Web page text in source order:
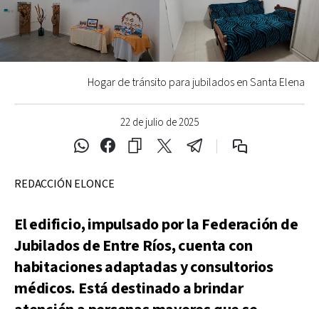
22 de julio de 2025
Hogar de tránsito para jubilados en Santa Elena
REDACCIÓN ELONCE
El edificio, impulsado por la Federación de
Jubilados de Entre Ríos, cuenta con
habitaciones adaptadas y consultorios
médicos. Está destinado a brindar